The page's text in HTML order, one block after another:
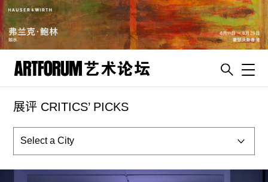
artguide
新闻
杂志
展评 CRITICS’ PICKS